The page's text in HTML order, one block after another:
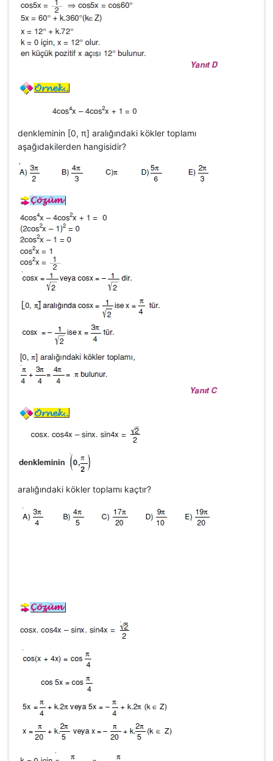
denkleminin [0, π] aralığındaki kökler toplamı
aşağıdakilerden hangisidir?
aralığındaki kökler toplamı kaçtır?